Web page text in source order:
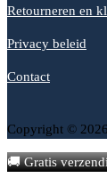
Retourneren en
Privacy beleid
Contact
Copyright ©
🚚 Gratis